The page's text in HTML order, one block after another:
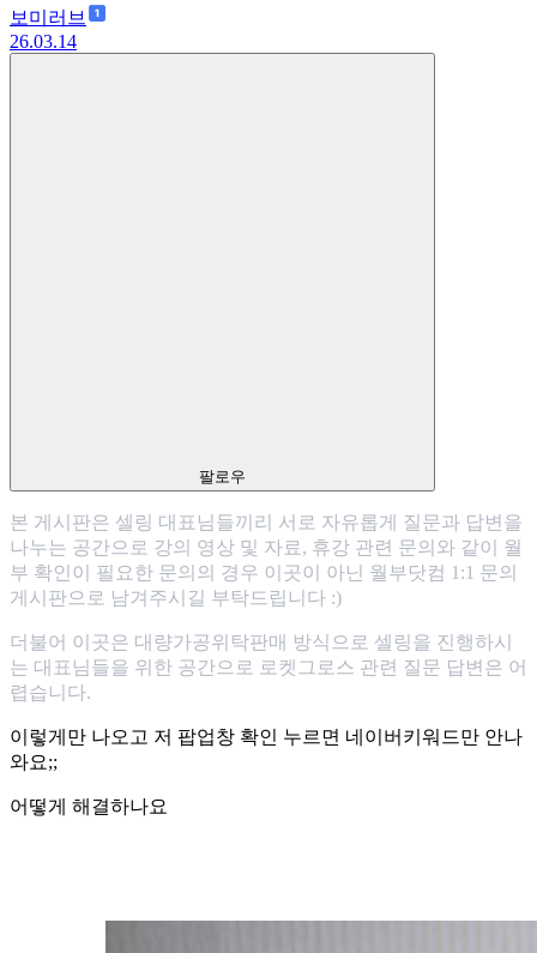
보미러브
26.03.14
팔로우
본 게시판은 셀링 대표님들끼리 서로 자유롭게 질문과 답변을
나누는 공간으로 강의 영상 및 자료, 휴강 관련 문의와 같이 월
부 확인이 필요한 문의의 경우 이곳이 아닌 월부닷컴 1:1 문의
게시판으로 남겨주시길 부탁드립니다 :)
더불어 이곳은 대량가공위탁판매 방식으로 셀링을 진행하시
는 대표님들을 위한 공간으로 로켓그로스 관련 질문 답변은 어
렵습니다.
이렇게만 나오고 저 팝업창 확인 누르면 네이버키워드만 안나
와요;;
어떻게 해결하나요